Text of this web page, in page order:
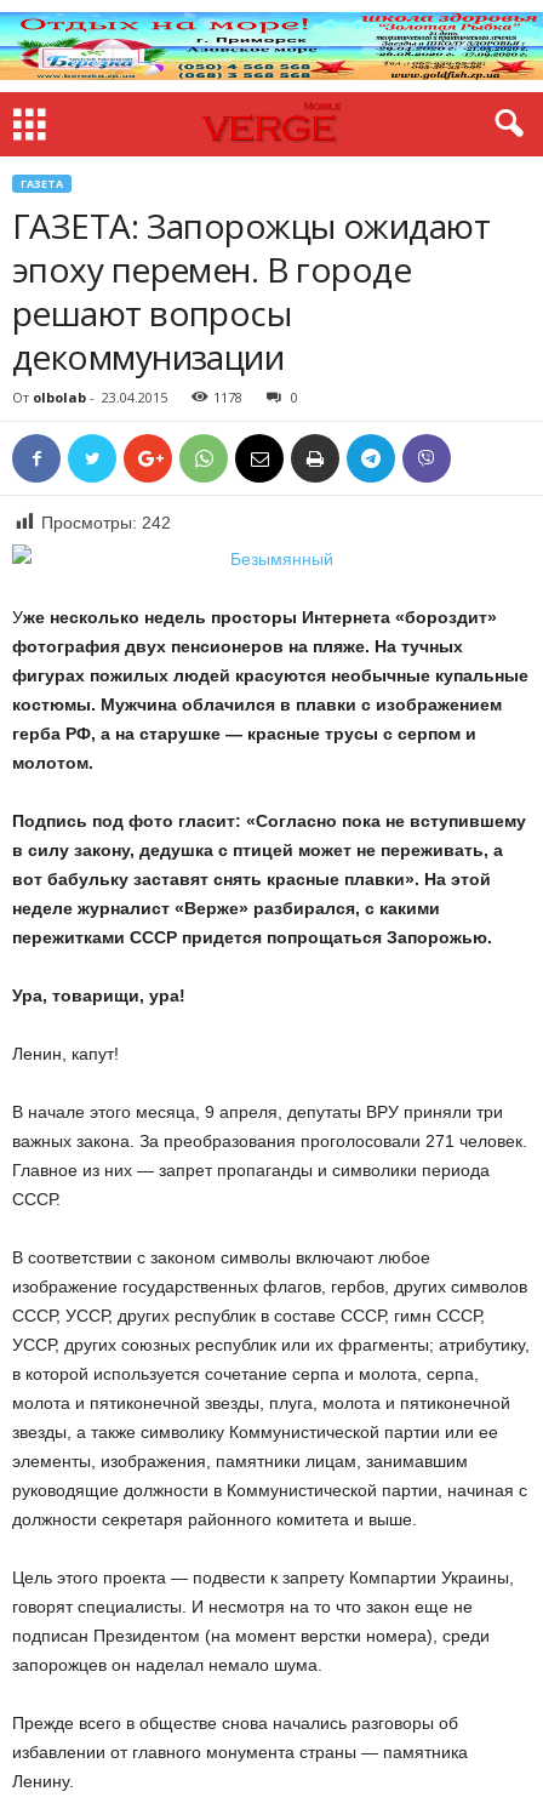
ГАЗЕТА
ГАЗЕТА: Запорожцы ожидают
эпоху перемен. В городе
решают вопросы
декоммунизации
От olbolab - 23.04.2015 1178 0
Просмотры: 242
Уже несколько недель просторы Интернета «бороздит»
фотография двух пенсионеров на пляже. На тучных
фигурах пожилых людей красуются необычные купальные
костюмы. Мужчина облачился в плавки с изображением
герба РФ, а на старушке — красные трусы с серпом и
молотом.
Подпись под фото гласит: «Согласно пока не вступившему
в силу закону, дедушка с птицей может не переживать, а
вот бабульку заставят снять красные плавки». На этой
неделе журналист «Верже» разбирался, с какими
пережитками СССР придется попрощаться Запорожью.
Ура, товарищи, ура!
Ленин, капут!
В начале этого месяца, 9 апреля, депутаты ВРУ приняли три
важных закона. За преобразования проголосовали 271 человек.
Главное из них — запрет пропаганды и символики периода
СССР.
В соответствии с законом символы включают любое
изображение государственных флагов, гербов, других символов
СССР, УССР, других республик в составе СССР, гимн СССР,
УССР, других союзных республик или их фрагменты; атрибутику,
в которой используется сочетание серпа и молота, серпа,
молота и пятиконечной звезды, плуга, молота и пятиконечной
звезды, а также символику Коммунистической партии или ее
элементы, изображения, памятники лицам, занимавшим
руководящие должности в Коммунистической партии, начиная с
должности секретаря районного комитета и выше.
Цель этого проекта — подвести к запрету Компартии Украины,
говорят специалисты. И несмотря на то что закон еще не
подписан Президентом (на момент верстки номера), среди
запорожцев он наделал немало шума.
Прежде всего в обществе снова начались разговоры об
избавлении от главного монумента страны — памятника
Ленину.